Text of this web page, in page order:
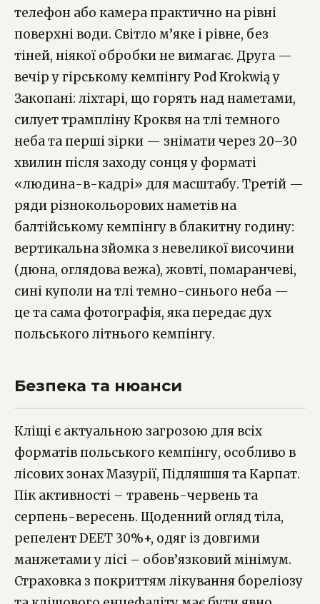
телефон або камера практично на рівні
поверхні води. Світло м’яке і рівне, без
тіней, ніякої обробки не вимагає. Друга —
вечір у гірському кемпінгу Pod Krokwią у
Закопані: ліхтарі, що горять над наметами,
силует трампліну Кроквя на тлі темного
неба та перші зірки — знімати через 20–30
хвилин після заходу сонця у форматі
«людина-в-кадрі» для масштабу. Третій —
ряди різнокольорових наметів на
балтійському кемпінгу в блакитну годину:
вертикальна зйомка з невеликої височини
(дюна, оглядова вежа), жовті, помаранчеві,
сині куполи на тлі темно-синього неба —
це та сама фотографія, яка передає дух
польського літнього кемпінгу.
Безпека та нюанси
Кліщі є актуальною загрозою для всіх
форматів польського кемпінгу, особливо в
лісових зонах Мазурії, Підляшшя та Карпат.
Пік активності – травень-червень та
серпень-вересень. Щоденний огляд тіла,
репелент DEET 30%+, одяг із довгими
манжетами у лісі – обов’язковий мінімум.
Страховка з покриттям лікування бореліозу